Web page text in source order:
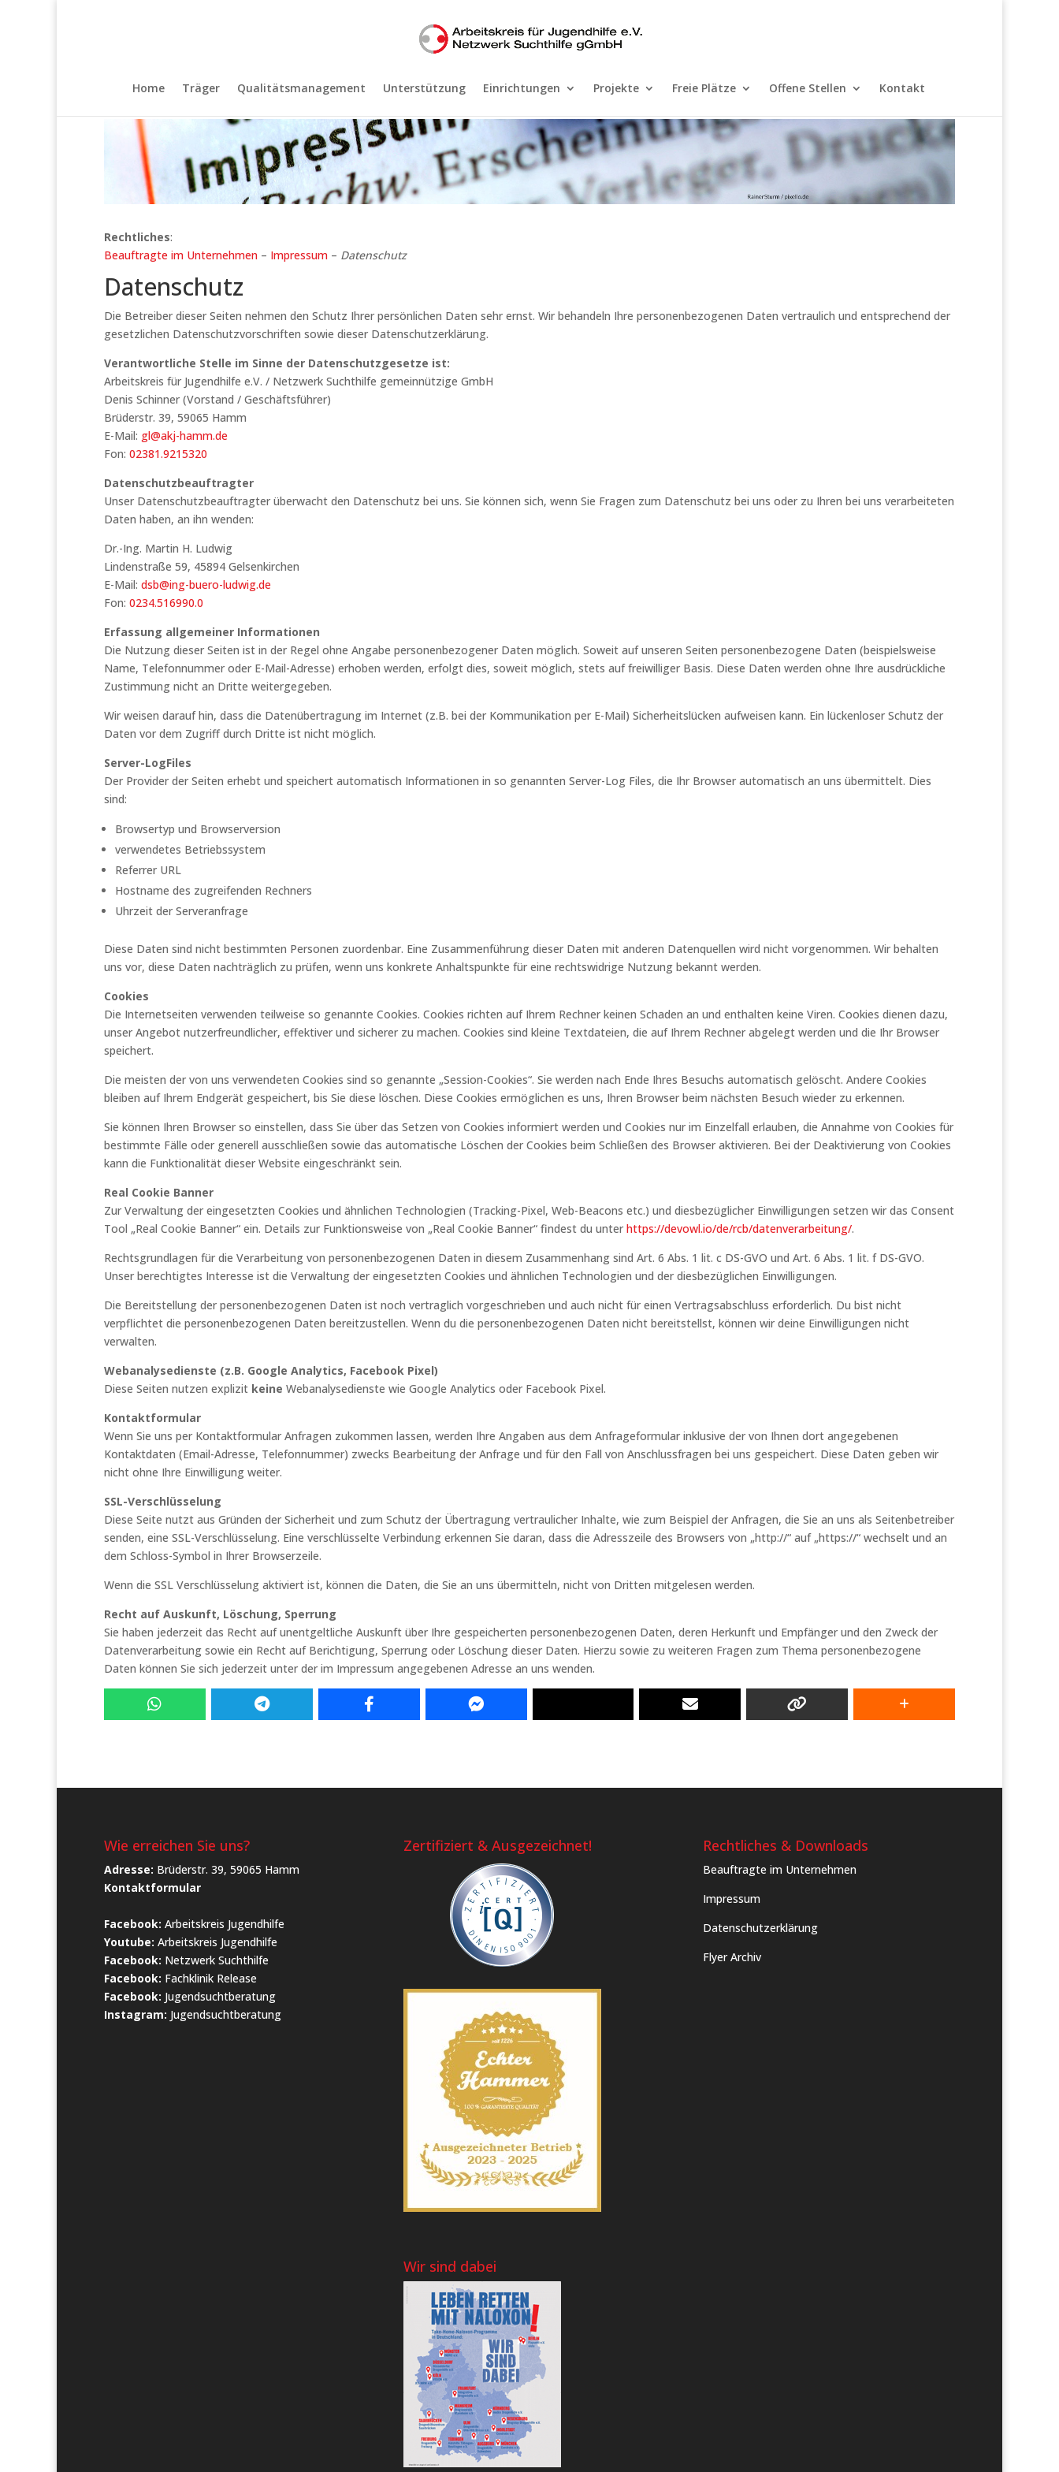
Home Träger Qualitätsmanagement Unterstützung Einrichtungen Projekte Freie Plätze Offene Stellen Kontakt
Rechtliches:
Beauftragte im Unternehmen – Impressum – Datenschutz
Datenschutz
Die Betreiber dieser Seiten nehmen den Schutz Ihrer persönlichen Daten sehr ernst. Wir behandeln Ihre personenbezogenen Daten vertraulich und entsprechend der
gesetzlichen Datenschutzvorschriften sowie dieser Datenschutzerklärung.
Verantwortliche Stelle im Sinne der Datenschutzgesetze ist:
Arbeitskreis für Jugendhilfe e.V. / Netzwerk Suchthilfe gemeinnützige GmbH
Denis Schinner (Vorstand / Geschäftsführer)
Brüderstr. 39, 59065 Hamm
E-Mail: gl@akj-hamm.de
Fon: 02381.9215320
Datenschutzbeauftragter
Unser Datenschutzbeauftragter überwacht den Datenschutz bei uns. Sie können sich, wenn Sie Fragen zum Datenschutz bei uns oder zu Ihren bei uns verarbeiteten
Daten haben, an ihn wenden:
Dr.-Ing. Martin H. Ludwig
Lindenstraße 59, 45894 Gelsenkirchen
E-Mail: dsb@ing-buero-ludwig.de
Fon: 0234.516990.0
Erfassung allgemeiner Informationen
Die Nutzung dieser Seiten ist in der Regel ohne Angabe personenbezogener Daten möglich. Soweit auf unseren Seiten personenbezogene Daten (beispielsweise
Name, Telefonnummer oder E-Mail-Adresse) erhoben werden, erfolgt dies, soweit möglich, stets auf freiwilliger Basis. Diese Daten werden ohne Ihre ausdrückliche
Zustimmung nicht an Dritte weitergegeben.
Wir weisen darauf hin, dass die Datenübertragung im Internet (z.B. bei der Kommunikation per E-Mail) Sicherheitslücken aufweisen kann. Ein lückenloser Schutz der
Daten vor dem Zugriff durch Dritte ist nicht möglich.
Server-LogFiles
Der Provider der Seiten erhebt und speichert automatisch Informationen in so genannten Server-Log Files, die Ihr Browser automatisch an uns übermittelt. Dies
sind:
Browsertyp und Browserversion
verwendetes Betriebssystem
Referrer URL
Hostname des zugreifenden Rechners
Uhrzeit der Serveranfrage
Diese Daten sind nicht bestimmten Personen zuordenbar. Eine Zusammenführung dieser Daten mit anderen Datenquellen wird nicht vorgenommen. Wir behalten
uns vor, diese Daten nachträglich zu prüfen, wenn uns konkrete Anhaltspunkte für eine rechtswidrige Nutzung bekannt werden.
Cookies
Die Internetseiten verwenden teilweise so genannte Cookies. Cookies richten auf Ihrem Rechner keinen Schaden an und enthalten keine Viren. Cookies dienen dazu,
unser Angebot nutzerfreundlicher, effektiver und sicherer zu machen. Cookies sind kleine Textdateien, die auf Ihrem Rechner abgelegt werden und die Ihr Browser
speichert.
Die meisten der von uns verwendeten Cookies sind so genannte „Session-Cookies“. Sie werden nach Ende Ihres Besuchs automatisch gelöscht. Andere Cookies
bleiben auf Ihrem Endgerät gespeichert, bis Sie diese löschen. Diese Cookies ermöglichen es uns, Ihren Browser beim nächsten Besuch wieder zu erkennen.
Sie können Ihren Browser so einstellen, dass Sie über das Setzen von Cookies informiert werden und Cookies nur im Einzelfall erlauben, die Annahme von Cookies für
bestimmte Fälle oder generell ausschließen sowie das automatische Löschen der Cookies beim Schließen des Browser aktivieren. Bei der Deaktivierung von Cookies
kann die Funktionalität dieser Website eingeschränkt sein.
Real Cookie Banner
Zur Verwaltung der eingesetzten Cookies und ähnlichen Technologien (Tracking-Pixel, Web-Beacons etc.) und diesbezüglicher Einwilligungen setzen wir das Consent
Tool „Real Cookie Banner“ ein. Details zur Funktionsweise von „Real Cookie Banner“ findest du unter https://devowl.io/de/rcb/datenverarbeitung/.
Rechtsgrundlagen für die Verarbeitung von personenbezogenen Daten in diesem Zusammenhang sind Art. 6 Abs. 1 lit. c DS-GVO und Art. 6 Abs. 1 lit. f DS-GVO.
Unser berechtigtes Interesse ist die Verwaltung der eingesetzten Cookies und ähnlichen Technologien und der diesbezüglichen Einwilligungen.
Die Bereitstellung der personenbezogenen Daten ist noch vertraglich vorgeschrieben und auch nicht für einen Vertragsabschluss erforderlich. Du bist nicht
verpflichtet die personenbezogenen Daten bereitzustellen. Wenn du die personenbezogenen Daten nicht bereitstellst, können wir deine Einwilligungen nicht
verwalten.
Webanalysedienste (z.B. Google Analytics, Facebook Pixel)
Diese Seiten nutzen explizit keine Webanalysedienste wie Google Analytics oder Facebook Pixel.
Kontaktformular
Wenn Sie uns per Kontaktformular Anfragen zukommen lassen, werden Ihre Angaben aus dem Anfrageformular inklusive der von Ihnen dort angegebenen
Kontaktdaten (Email-Adresse, Telefonnummer) zwecks Bearbeitung der Anfrage und für den Fall von Anschlussfragen bei uns gespeichert. Diese Daten geben wir
nicht ohne Ihre Einwilligung weiter.
SSL-Verschlüsselung
Diese Seite nutzt aus Gründen der Sicherheit und zum Schutz der Übertragung vertraulicher Inhalte, wie zum Beispiel der Anfragen, die Sie an uns als Seitenbetreiber
senden, eine SSL-Verschlüsselung. Eine verschlüsselte Verbindung erkennen Sie daran, dass die Adresszeile des Browsers von „http://“ auf „https://“ wechselt und an
dem Schloss-Symbol in Ihrer Browserzeile.
Wenn die SSL Verschlüsselung aktiviert ist, können die Daten, die Sie an uns übermitteln, nicht von Dritten mitgelesen werden.
Recht auf Auskunft, Löschung, Sperrung
Sie haben jederzeit das Recht auf unentgeltliche Auskunft über Ihre gespeicherten personenbezogenen Daten, deren Herkunft und Empfänger und den Zweck der
Datenverarbeitung sowie ein Recht auf Berichtigung, Sperrung oder Löschung dieser Daten. Hierzu sowie zu weiteren Fragen zum Thema personenbezogene
Daten können Sie sich jederzeit unter der im Impressum angegebenen Adresse an uns wenden.
Wie erreichen Sie uns?
Adresse: Brüderstr. 39, 59065 Hamm
Kontaktformular
Facebook: Arbeitskreis Jugendhilfe
Youtube: Arbeitskreis Jugendhilfe
Facebook: Netzwerk Suchthilfe
Facebook: Fachklinik Release
Facebook: Jugendsuchtberatung
Instagram: Jugendsuchtberatung
Zertifiziert & Ausgezeichnet!
Wir sind dabei
Rechtliches & Downloads
Beauftragte im Unternehmen
Impressum
Datenschutzerklärung
Flyer Archiv